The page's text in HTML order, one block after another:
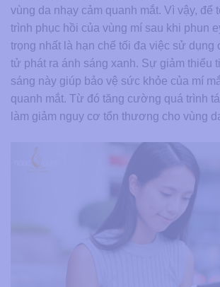
vùng da nhạy cảm quanh mắt. Vì vậy, để
trình phục hồi của vùng mí sau khi phun
trọng nhất là hạn chế tối đa việc sử dụng
tử phát ra ánh sáng xanh. Sự giảm thiểu
sáng này giúp bảo vệ sức khỏe của mí
quanh mắt. Từ đó tăng cường quá trình
làm giảm nguy cơ tổn thương cho vùng